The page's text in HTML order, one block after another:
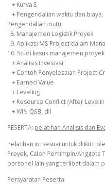
+ Kurva S
+ Pengendalian waktu dan
Pengendalian mutu
8. Manajemen Logistik Proyek
9. Aplikasi MS Project dalam
10. Studi kasus manajemen
+ Analisis Investasi
+ Contoh Penyelesaian Project
+ Earned Value
+ Leveling
+ Resource Conflict (After
+ WIN QSB, dll
PESERTA: pelatihan Analisis dan
Pelatihan ini sesuai untuk diikuti
Proyek, Calon Pemimpin/Anggota
personel lain yang terlibat dalam
Persyaratan Peserta: